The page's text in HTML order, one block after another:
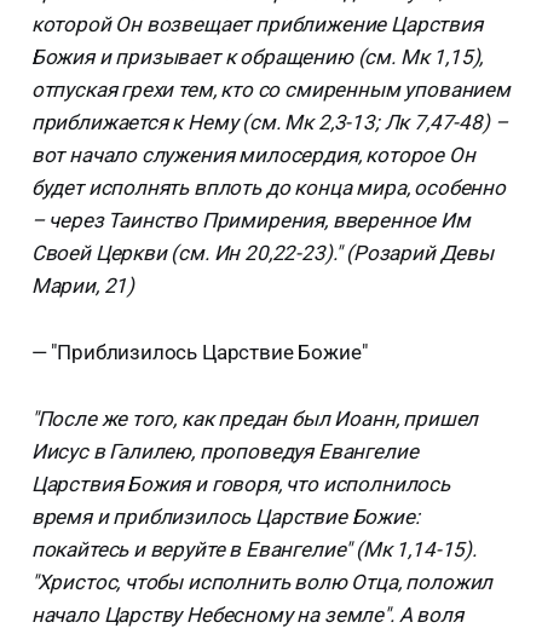
которой Он возвещает приближение Царствия
Божия и призывает к обращению (см. Мк 1,15),
отпуская грехи тем, кто со смиренным упованием
приближается к Нему (см. Мк 2,3-13; Лк 7,47-48) –
вот начало служения милосердия, которое Он
будет исполнять вплоть до конца мира, особенно
– через Таинство Примирения, вверенное Им
Своей Церкви (см. Ин 20,22-23)." (Розарий Девы
Марии, 21)
— "Приблизилось Царствие Божие"
"После же того, как предан был Иоанн, пришел
Иисус в Галилею, проповедуя Евангелие
Царствия Божия и говоря, что исполнилось
время и приблизилось Царствие Божие:
покайтесь и веруйте в Евангелие" (Мк 1,14-15).
"Христос, чтобы исполнить волю Отца, положил
начало Царству Небесному на земле". А воля